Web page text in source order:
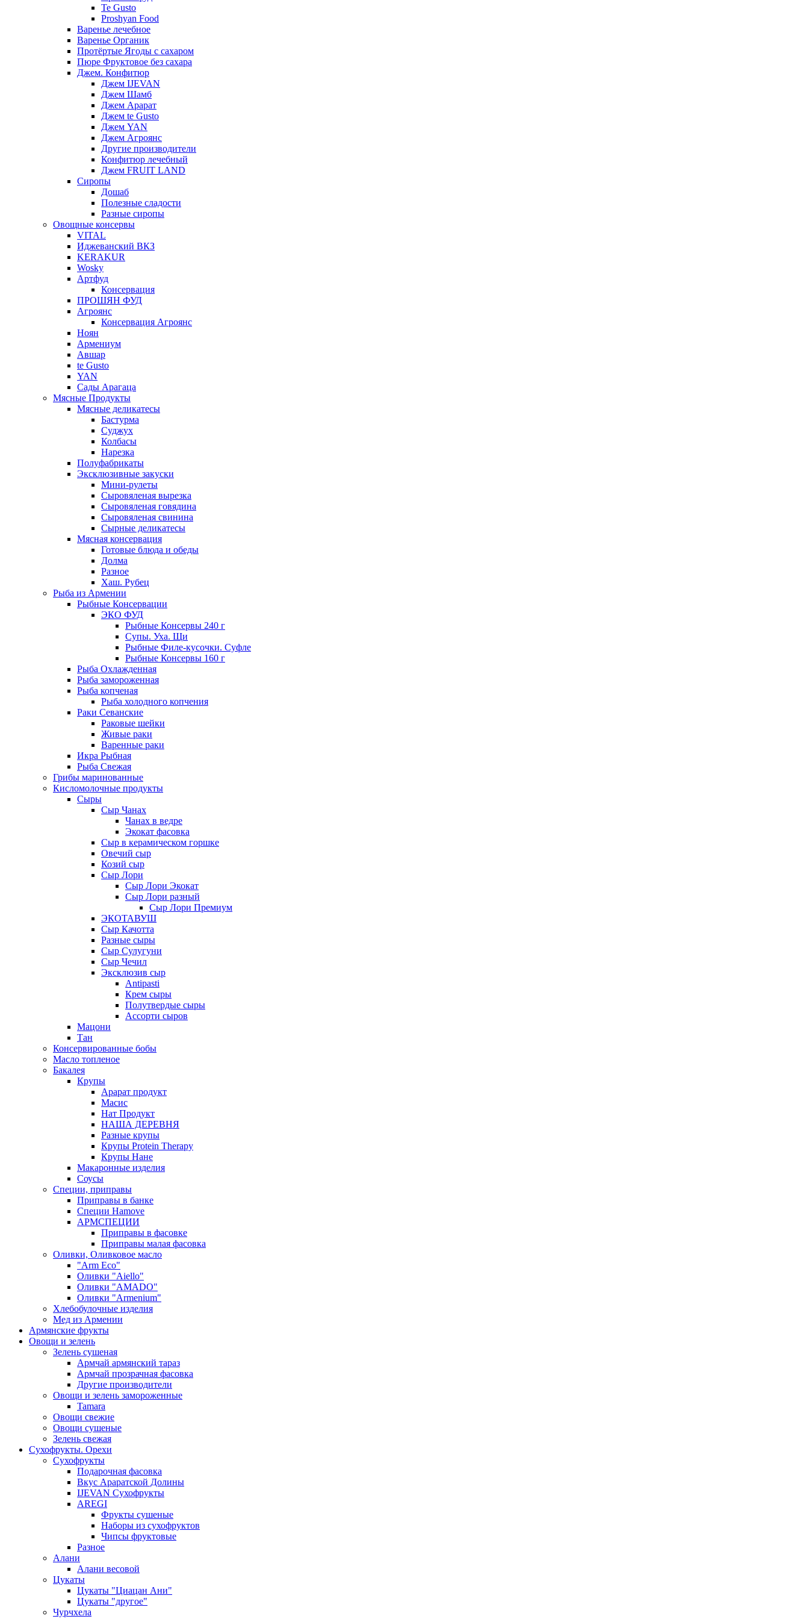
Te Gusto
Proshyan Food
Варенье лечебное
Варенье Органик
Протёртые Ягоды с сахаром
Пюре Фруктовое без сахара
Джем. Конфитюр
Джем IJEVAN
Джем Шамб
Джем Арарат
Джем te Gusto
Джем YAN
Джем Агроянс
Другие производители
Конфитюр лечебный
Джем FRUIT LAND
Сиропы
Дошаб
Полезные сладости
Разные сиропы
Овощные консервы
VITAL
Иджеванский ВКЗ
KERAKUR
Wosky
Артфуд
Консервация
ПРОШЯН ФУД
Агроянс
Консервация Агроянс
Ноян
Армениум
Авшар
te Gusto
YAN
Сады Арагаца
Мясные Продукты
Мясные деликатесы
Бастурма
Суджух
Колбасы
Нарезка
Полуфабрикаты
Эксклюзивные закуски
Мини-рулеты
Сыровяленая вырезка
Сыровяленая говядина
Сыровяленая свинина
Сырные деликатесы
Мясная консервация
Готовые блюда и обеды
Долма
Разное
Хаш. Рубец
Рыба из Армении
Рыбные Консервации
ЭКО ФУД
Рыбные Консервы 240 г
Супы. Уха. Щи
Рыбные Филе-кусочки. Суфле
Рыбные Консервы 160 г
Рыба Охлажденная
Рыба замороженная
Рыба копченая
Рыба холодного копчения
Раки Севанские
Раковые шейки
Живые раки
Варенные раки
Икра Рыбная
Рыба Свежая
Грибы маринованные
Кисломолочные продукты
Сыры
Сыр Чанах
Чанах в ведре
Экокат фасовка
Сыр в керамическом горшке
Овечий сыр
Козий сыр
Сыр Лори
Сыр Лори Экокат
Сыр Лори разный
Сыр Лори Премиум
ЭКОТАВУШ
Сыр Качотта
Разные сыры
Сыр Сулугуни
Сыр Чечил
Эксклюзив сыр
Antipasti
Крем сыры
Полутвердые сыры
Ассорти сыров
Мацони
Тан
Консервированные бобы
Масло топленое
Бакалея
Крупы
Арарат продукт
Масис
Нат Продукт
НАША ДЕРЕВНЯ
Разные крупы
Крупы Protein Therapy
Крупы Нане
Макаронные изделия
Соусы
Специи, приправы
Приправы в банке
Специи Hamove
АРМСПЕЦИИ
Приправы в фасовке
Приправы малая фасовка
Оливки, Оливковое масло
"Arm Eco"
Оливки "Aiello"
Оливки "AMADO"
Оливки "Armenium"
Хлебобулочные изделия
Мед из Армении
Армянские фрукты
Овощи и зелень
Зелень сушеная
Армчай армянский тараз
Армчай прозрачная фасовка
Другие производители
Овощи и зелень замороженные
Tamara
Овощи свежие
Овощи сушеные
Зелень свежая
Сухофрукты. Орехи
Сухофрукты
Подарочная фасовка
Вкус Араратской Долины
IJEVAN Сухофрукты
AREGI
Фрукты сушеные
Наборы из сухофруктов
Чипсы фруктовые
Разное
Алани
Алани весовой
Цукаты
Цукаты "Циацан Ани"
Цукаты "другое"
Чурчхела